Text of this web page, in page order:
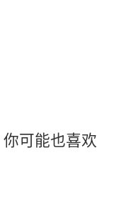
你可能也喜欢